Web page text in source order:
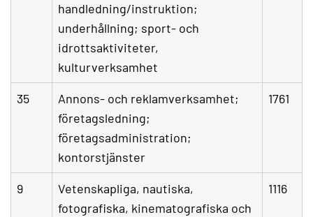
handledning/instruktion;
underhållning; sport- och
idrottsaktiviteter,
kulturverksamhet
35
Annons- och reklamverksamhet;
företagsledning;
företagsadministration;
kontorstjänster
1761
9
Vetenskapliga, nautiska,
fotografiska, kinematografiska och
1116